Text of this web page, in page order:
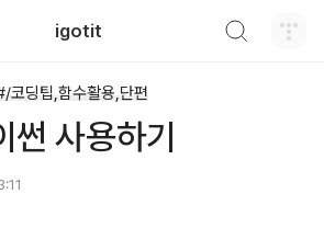
igotit
딩팁,함수활용,단편
사용하기